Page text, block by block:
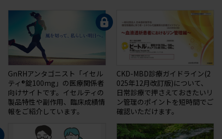
GnRHアンタゴニスト「イセル
ティ®錠100mg」の医療関係者
向けサイトです。イセルティの
製品特性や副作用、臨床成績情
報をご紹介しています。
CKD-MBD診療ガイドライン(2
025年12月改訂版)について、
日常診療で押さえておきたいリ
ン管理のポイントを短時間でご
確認いただけます。